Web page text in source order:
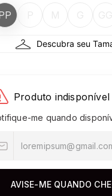
Produto indisponível
me quando
AVISE-ME QUANDO